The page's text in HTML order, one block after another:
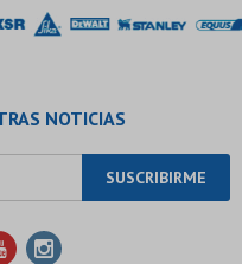
NOTICIAS
SUSCRIBIRME
